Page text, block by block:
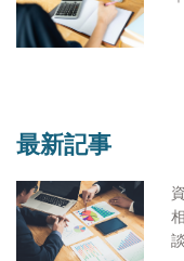
最新記事